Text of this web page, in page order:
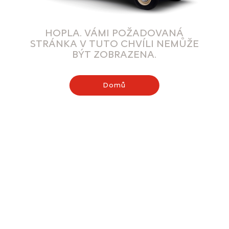
HOPLA. VÁMI POŽADOVANÁ
STRÁNKA V TUTO CHVÍLI NEMŮŽE
BÝT ZOBRAZENA.
Domů